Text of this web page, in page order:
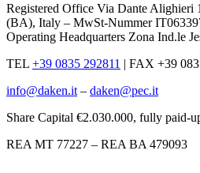
Registered Office Via Dante Alighieri
(BA), Italy – MwSt-Nummer
Operating Headquarters Zona Ind.le
TEL +39 0835 292811 | FAX +39
info@daken.it – daken@pec.it
Share Capital €2.030.000, fully paid-
REA MT 77227 – REA BA 479093